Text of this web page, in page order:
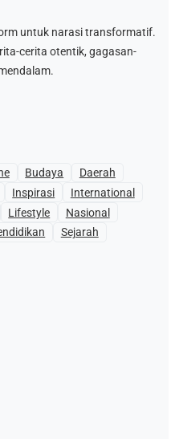
untuk narasi transformatif.
cerita otentik, gagasan-
Budaya
Daerah
Inspirasi
International
Lifestyle
Nasional
Sejarah